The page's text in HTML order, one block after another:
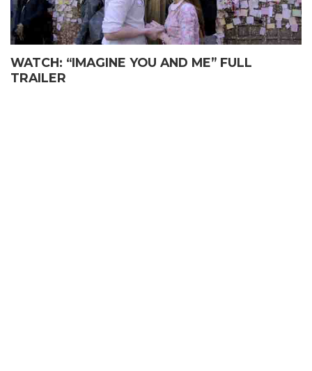
WATCH: “IMAGINE YOU AND ME” FULL
TRAILER